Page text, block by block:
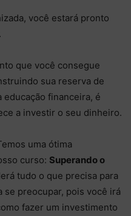
você estará pronto
.
que você consegue
sua reserva de
financeira, é
a investir o seu dinheiro.
uma ótima
curso: Superando o
tudo o que precisa para
se preocupar, pois você irá
fazer um investimento